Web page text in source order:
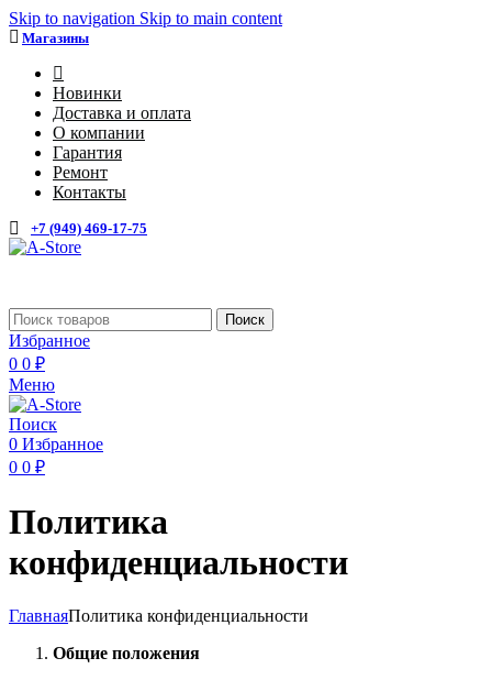
Skip to navigation Skip to main content
Магазины
Новинки
Доставка и оплата
О компании
Гарантия
Ремонт
Контакты
+7 (949) 469-17-75
Поиск
Избранное
0 0 ₽
Меню
Поиск
0 Избранное
0 0 ₽
Политика
конфиденциальности
ГлавнаяПолитика конфиденциальности
Общие положения